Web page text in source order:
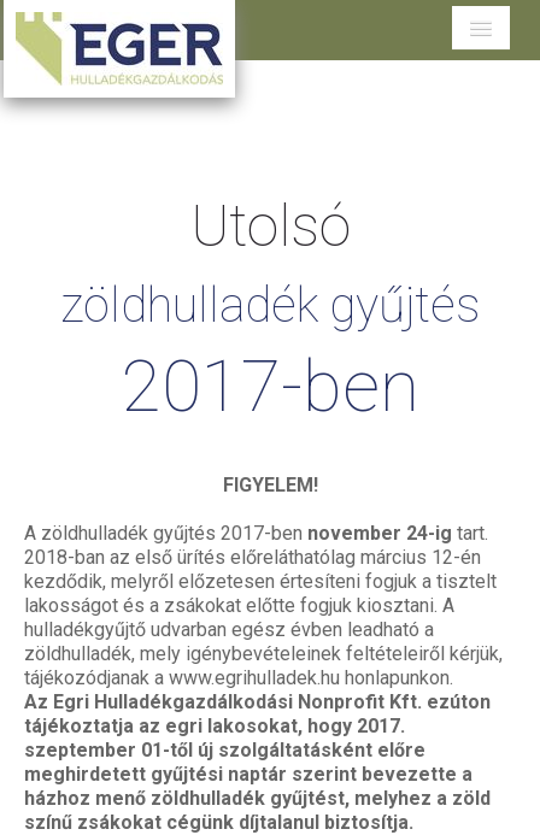
Szolgáltatások területenként
Ügyfélszolgálat
Utolsó
zöldhulladék gyűjtés
2017-ben
FIGYELEM!
A zöldhulladék gyűjtés 2017-ben november 24-ig tart.
2018-ban az első ürítés előreláthatólag március 12-én
kezdődik, melyről előzetesen értesíteni fogjuk a tisztelt
lakosságot és a zsákokat előtte fogjuk kiosztani. A
hulladékgyűjtő udvarban egész évben leadható a
zöldhulladék, mely igénybevételeinek feltételeiről kérjük,
tájékozódjanak a www.egrihulladek.hu honlapunkon.
Az Egri Hulladékgazdálkodási Nonprofit Kft. ezúton
tájékoztatja az egri lakosokat, hogy 2017.
szeptember 01-től új szolgáltatásként előre
meghirdetett gyűjtési naptár szerint bevezette a
házhoz menő zöldhulladék gyűjtést, melyhez a zöld
színű zsákokat cégünk díjtalanul biztosítja.